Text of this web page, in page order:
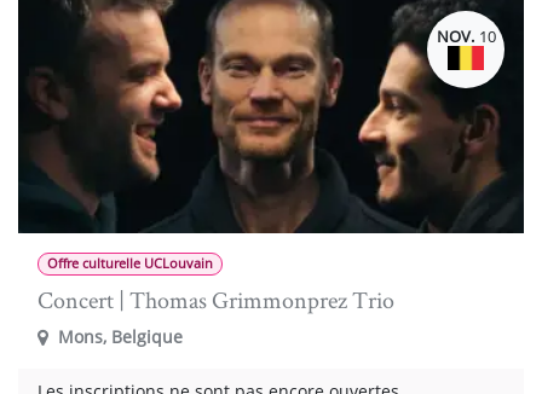
NOV. 10
Offre culturelle UCLouvain
Concert | Thomas Grimmonprez Trio
Mons, Belgique